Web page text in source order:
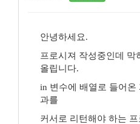
안녕하세요.
프로시져 작성중인데 막
올립니다.
in 변수에 배열로 들어온
과를
커서로 리턴해야 하는